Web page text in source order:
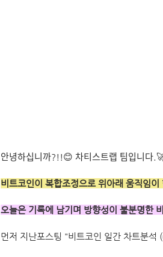
안녕하십니까?!!😊 차티스트랩
비트코인이 복합조정으로 위아래 움직임
오늘은 기록에 남기며 방향성이 불분
먼저 지난포스팅 "비트코인 일간 차트분